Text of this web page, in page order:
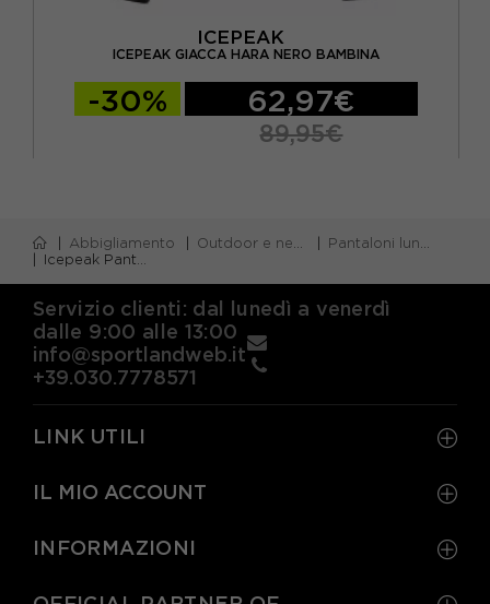
ICEPEAK
ICEPEAK GIACCA HARA NERO BAMBINA
-30% 62,97€
89,95€
Abbigliamento Outdoor e neve
Pantaloni lunghi sci
Icepeak Pantaloni Sci Lagos Nero Bambina
Servizio clienti: dal lunedì a venerdì
dalle 9:00 alle 13:00
info@sportlandweb.it
+39.030.7778571
LINK UTILI
IL MIO ACCOUNT
INFORMAZIONI